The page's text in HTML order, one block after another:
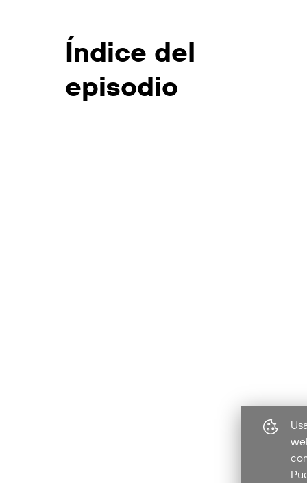
Índice del
episodio